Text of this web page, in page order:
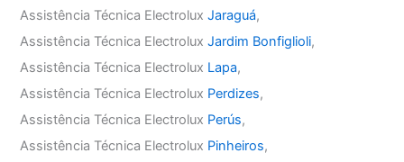
Assistência Técnica ElectroluxJaraguá,
Assistência Técnica ElectroluxJardim Bonfiglioli,
Assistência Técnica Electrolux Lapa,
Assistência Técnica Electrolux Perdizes,
Assistência Técnica Electrolux Perús,
Assistência Técnica Electrolux Pinheiros,